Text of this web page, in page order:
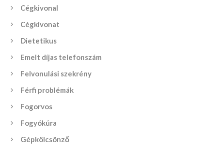
Cégkivonal
Cégkivonat
Dietetikus
Emelt díjas telefonszám
Felvonulási szekrény
Férfi problémák
Fogorvos
Fogyókúra
Gépkölcsönző